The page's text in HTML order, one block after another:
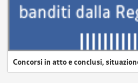
Concorsi in atto e conclusi,